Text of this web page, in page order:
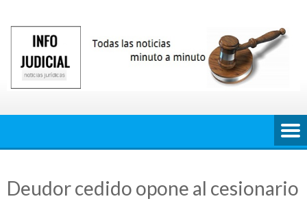
contenido
Deudor cedido opone al cesionario